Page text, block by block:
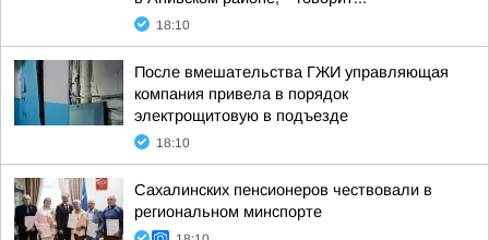
18:10
После вмешательства ГЖИ управляющая
компания привела в порядок
электрощитовую в подъезде
18:10
Сахалинских пенсионеров чествовали в
региональном минспорте